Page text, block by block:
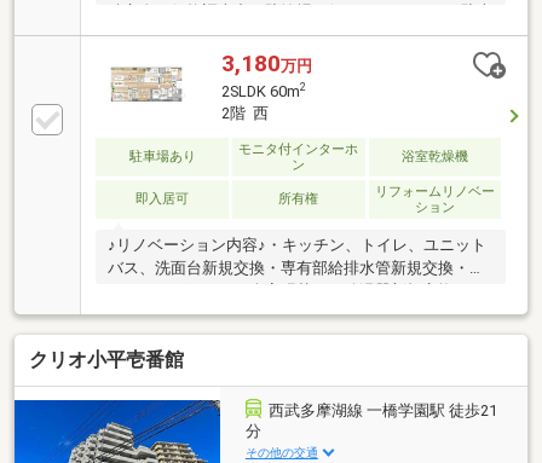
可)月額70円～1400円 バイク置場：月額980円～2530
3,180万円
2SLDK 60m2
2階 西
駐車場あり
モニタ付インターホ
ン
浴室乾燥機
即入居可 所有権
リフォームリノベー
ション
♪リノベーション内容♪・キッチン、トイレ、ユニット
バス、洗面台新規交換・専有部給排水管新規交換・フ
ローリング・クロス全室張替え・給湯器新規交換♪お
すすめポイント♪〇2階西向きバルコニーで日当たり眺
望良好です！〇総戸数343戸のビッグマンションで管
理体制良好です！※修繕積立金は総額4億越えです！〇
サッシが近年新規交換されておりますので断念性、遮
音性も良好です！〇3.4畳の小上がりスペースはお子様
のプレイルームや在宅ワークスペースとしても利用が
可能です！〇LDKは横の居室と繋げて約20畳リビング
クリオ小平壱番館
西武多摩湖線 一橋学園駅 徒歩21
分
その他の交通